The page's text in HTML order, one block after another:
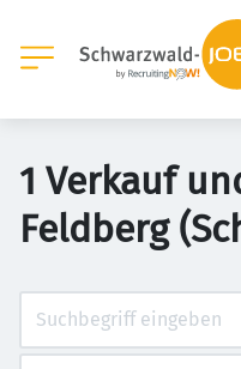
1 Verkauf
Feldberg